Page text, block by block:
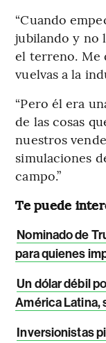
“Cuando
jubilando y no
el terreno. Me
vuelvas a la
“Pero él era
de las cosas
nuestros
simulaciones
campo.”
Te puede
Nominado de
para quienes
Un dólar débil
América Latina,
Inversionistas